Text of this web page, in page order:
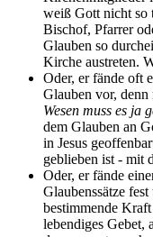
weiß Gott nicht so
Bischof, Pfarrer
Glauben so
Kirche austreten.
Oder, er fände oft
Glauben vor, denn
Wesen muss es ja
dem Glauben an
in Jesus
geblieben ist ‑ mit
Oder, er fände
Glaubenssätze
bestimmende
lebendiges Gebet,